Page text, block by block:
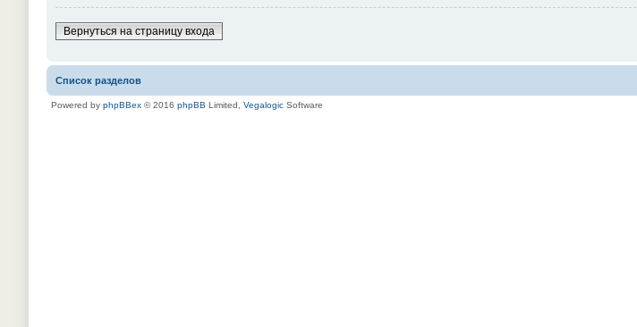
Вернуться на страницу входа
Список разделов
Powered by phpBBex © 2016 phpBB Limited, Vegalogic Software